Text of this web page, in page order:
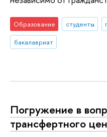
Образование студенты
бакалавриат
Погружение в
трансфертного